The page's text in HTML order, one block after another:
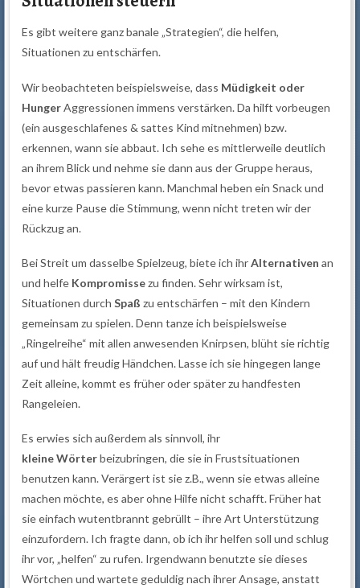
Es gibt weitere ganz banale „Strategien“, die helfen,
Situationen zu entschärfen.
Wir beobachteten beispielsweise, dass Müdigkeit oder
HungerAggressionen immens verstärken. Da hilft vorbeugen
(ein ausgeschlafenes & sattes Kind mitnehmen) bzw.
erkennen, wann sie abbaut. Ich sehe es mittlerweile deutlich
an ihrem Blick und nehme sie dann aus der Gruppe heraus,
bevor etwas passieren kann. Manchmal heben ein Snack und
eine kurze Pause die Stimmung, wenn nicht treten wir der
Rückzug an.
Bei Streit um dasselbe Spielzeug, biete ich ihrAlternativen an
und helfe Kompromissezu finden. Sehr wirksam ist,
Situationen durchSpaß zu entschärfen – mit den Kindern
gemeinsam zu spielen. Denn tanze ich beispielsweise
„Ringelreihe“ mit allen anwesenden Knirpsen, blüht sie richtig
auf und hält freudig Händchen. Lasse ich sie hingegen lange
Zeit alleine, kommt es früher oder später zu handfesten
Rangeleien.
Es erwies sich außerdem als sinnvoll, ihr
kleine Wörterbeizubringen, die sie in Frustsituationen
benutzen kann. Verärgert ist sie z.B., wenn sie etwas alleine
machen möchte, es aber ohne Hilfe nicht schafft. Früher hat
sie einfach wutentbrannt gebrüllt – ihre Art Unterstützung
einzufordern. Ich fragte dann, ob ich ihr helfen soll und schlug
ihr vor, „helfen“ zu rufen. Irgendwann benutzte sie dieses
Wörtchen und wartete geduldig nach ihrer Ansage, anstatt